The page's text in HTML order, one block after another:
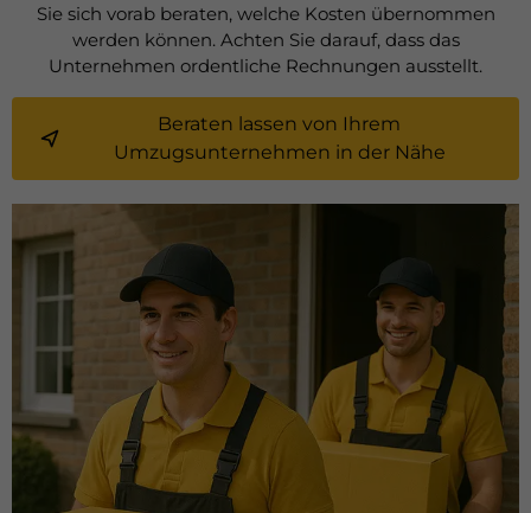
Sie sich vorab beraten, welche Kosten übernommen
werden können. Achten Sie darauf, dass das
Unternehmen ordentliche Rechnungen ausstellt.
Beraten lassen von Ihrem
Umzugsunternehmen in der Nähe